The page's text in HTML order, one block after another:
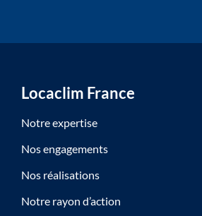
Locaclim France
Notre expertise
Nos engagements
Nos réalisations
Notre rayon d’action